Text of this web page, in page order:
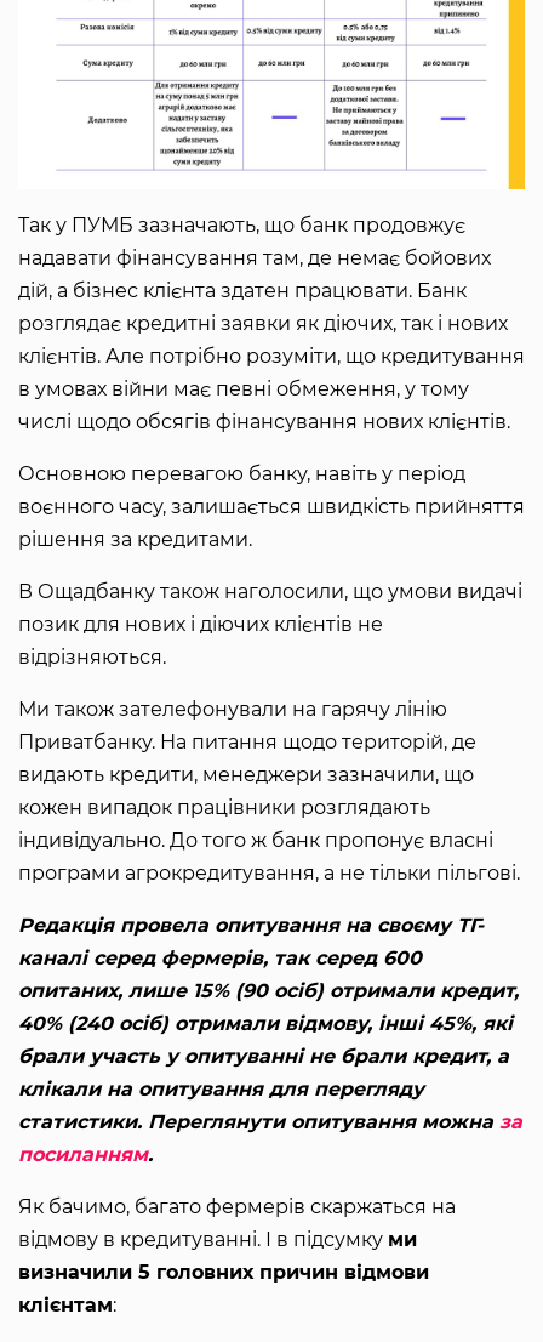
Так у ПУМБ зазначають, що банк продовжує
надавати фінансування там, де немає бойових
дій, а бізнес клієнта здатен працювати. Банк
розглядає кредитні заявки як діючих, так і нових
клієнтів. Але потрібно розуміти, що кредитування
в умовах війни має певні обмеження, у тому
числі щодо обсягів фінансування нових клієнтів.
Основною перевагою банку, навіть у період
воєнного часу, залишається швидкість прийняття
рішення за кредитами.
В Ощадбанку також наголосили, що умови видачі
позик для нових і діючих клієнтів не
відрізняються.
Ми також зателефонували на гарячу лінію
Приватбанку. На питання щодо територій, де
видають кредити, менеджери зазначили, що
кожен випадок працівники розглядають
індивідуально. До того ж банк пропонує власні
програми агрокредитування, а не тільки пільгові.
Редакція провела опитування на своєму ТГ-
каналі серед фермерів, так серед 600
опитаних, лише 15% (90 осіб) отримали кредит,
40% (240 осіб) отримали відмову, інші 45%, які
брали участь у опитуванні не брали кредит, а
клікали на опитування для перегляду
статистики. Переглянути опитування можна за
посиланням.
Як бачимо, багато фермерів скаржаться на
відмову в кредитуванні. І в підсумку ми
визначили 5 головних причин відмови
клієнтам: